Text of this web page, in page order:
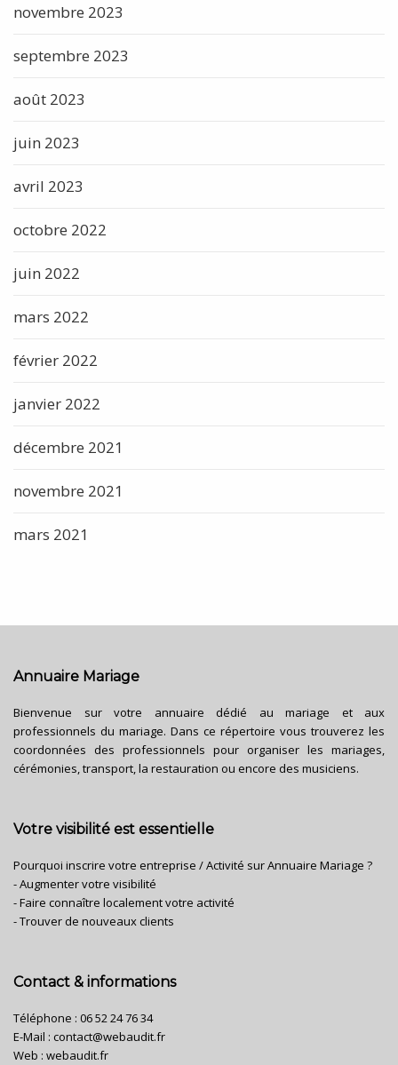
novembre 2023
septembre 2023
août 2023
juin 2023
avril 2023
octobre 2022
juin 2022
mars 2022
février 2022
janvier 2022
décembre 2021
novembre 2021
mars 2021
Annuaire Mariage
Bienvenue sur votre annuaire dédié au mariage et aux
professionnels du mariage. Dans ce répertoire vous trouverez les
coordonnées des professionnels pour organiser les mariages,
cérémonies, transport, la restauration ou encore des musiciens.
Votre visibilité est essentielle
Pourquoi inscrire votre entreprise / Activité sur Annuaire Mariage ?
- Augmenter votre visibilité
- Faire connaître localement votre activité
- Trouver de nouveaux clients
Contact & informations
Téléphone : 06 52 24 76 34
E-Mail : contact@webaudit.fr
Web : webaudit.fr